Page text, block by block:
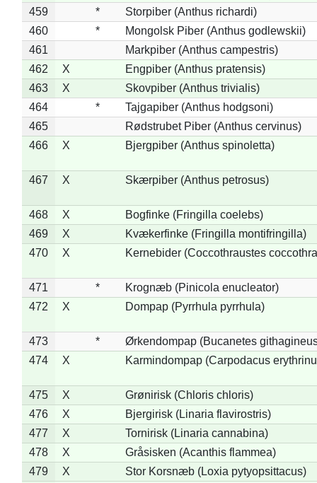
459
*
Storpiber (Anthus richardi)
460
*
Mongolsk Piber (Anthus godlewskii)
461
Markpiber (Anthus campestris)
462
X
Engpiber (Anthus pratensis)
463
X
Skovpiber (Anthus trivialis)
464
*
Tajgapiber (Anthus hodgsoni)
465
Rødstrubet Piber (Anthus cervinus)
466
X Bjergpiber (Anthus spinoletta)
467 X Skærpiber (Anthus petrosus)
468 X
Bogfinke (Fringilla coelebs)
469
X
Kvækerfinke (Fringilla montifringilla)
470
X Kernebider (Coccothraustes
471 *
Krognæb (Pinicola enucleator)
472
X Dompap (Pyrrhula pyrrhula)
473 *
Ørkendompap (Bucanetes
474
X Karmindompap (Carpodacus
475 X
Grønirisk (Chloris chloris)
476
X
Bjergirisk (Linaria flavirostris)
477
X
Tornirisk (Linaria cannabina)
478
X
Gråsisken (Acanthis flammea)
479
X Stor Korsnæb (Loxia pytyopsittacus)